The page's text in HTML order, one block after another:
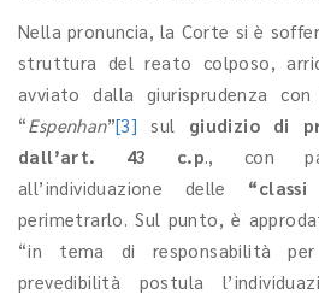
Nella pronuncia, la Corte si è
struttura del reato colposo,
avviato dalla giurisprudenza
“Espenhan”[3] sul giudizio di
dall’art. 43 c.p., con
all’individuazione delle
perimetrarlo. Sul punto, è
“in tema di responsabilità
prevedibilità postula